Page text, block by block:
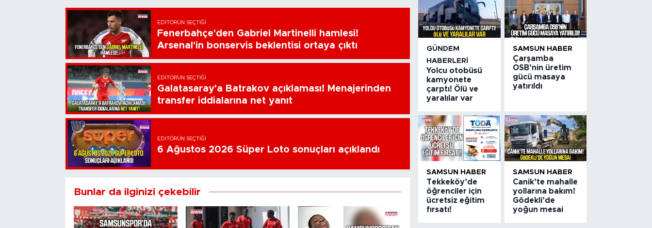
EDITÖRÜN SEÇTIĞI
Fenerbahçe'den Gabriel Martinelli hamlesi!
Arsenal'in bonservis beklentisi ortaya çıktı
EDITÖRÜN SEÇTIĞI
Galatasaray'a Batrakov açıklaması! Menajerinden
transfer iddialarına net yanıt
EDITÖRÜN SEÇTIĞI
6 Ağustos 2026 Süper Loto sonuçları açıklandı
Bunlar da ilginizi çekebilir
GÜNDEM
HABERLERI
Yolcu otobüsü
kamyonete
çarptı! Ölü ve
yaralılar var
SAMSUN HABER
Çarşamba
OSB’nin üretim
gücü masaya
yatırıldı
SAMSUN HABER
Tekkeköy’de
öğrenciler için
ücretsiz eğitim
fırsatı!
SAMSUN HABER
Canik’te mahalle
yollarına bakım!
Gödekli’de
yoğun mesai